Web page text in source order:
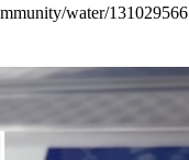
water/131029566